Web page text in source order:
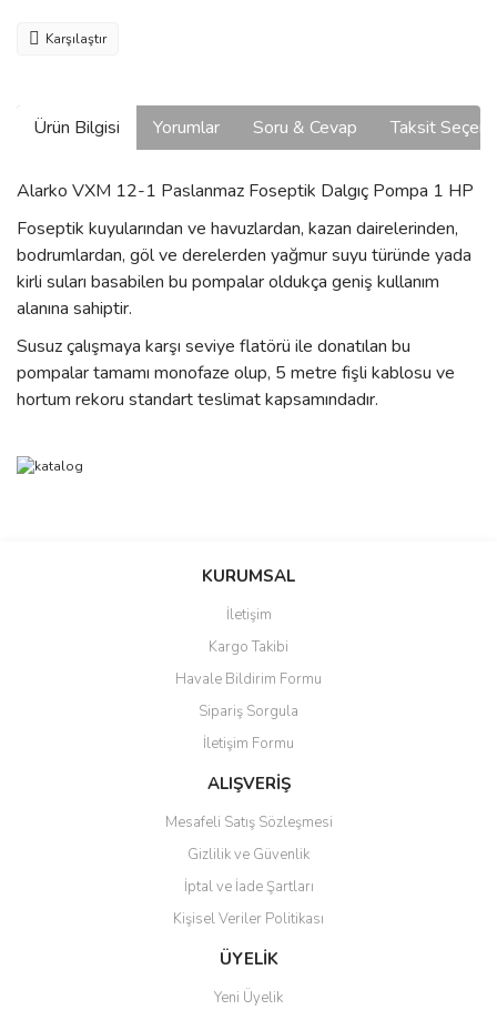
Karşılaştır
Ürün Bilgisi Yorumlar Soru & Cevap Taksit
Alarko VXM 12-1 Paslanmaz Foseptik Dalgıç Pompa 1 HP
Foseptik kuyularından ve havuzlardan, kazan dairelerinden,
bodrumlardan, göl ve derelerden yağmur suyu türünde yada
kirli suları basabilen bu pompalar oldukça geniş kullanım
alanına sahiptir.
Susuz çalışmaya karşı seviye flatörü ile donatılan bu
pompalar tamamı monofaze olup, 5 metre fişli kablosu ve
hortum rekoru standart teslimat kapsamındadır.
Bu ürüne ilk yorumu siz yapın!
Ürün hakkında henüz soru sorulmamış.
Ürün resmi kalitesiz, bozuk veya görüntülenemiyor.
Ürün açıklamasında eksik bilgiler bulunuyor.
Ürün bilgilerinde hatalar bulunuyor.
Ürün fiyatı diğer sitelerden daha pahalı.
Bu ürüne benzer farklı alternatifler olmalı.
Gönder
KURUMSAL
İletişim
Kargo Takibi
Havale Bildirim Formu
Sipariş Sorgula
İletişim Formu
ALIŞVERİŞ
Mesafeli Satış Sözleşmesi
Gizlilik ve Güvenlik
İptal ve İade Şartları
Kişisel Veriler Politikası
ÜYELİK
Yeni Üyelik